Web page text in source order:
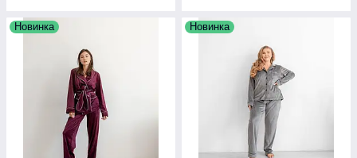
Новинка Новинка